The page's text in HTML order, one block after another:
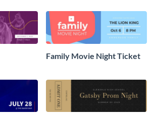
Family Movie Night Ticket